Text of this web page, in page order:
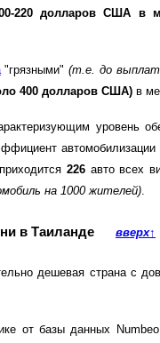
220 долларов США в
"грязными"(т.е. до
400 долларов США) в
уровень
226 авто всех
на 1000 жителей).
в Таиланде вверх↑
дешевая страна с
от базы данных